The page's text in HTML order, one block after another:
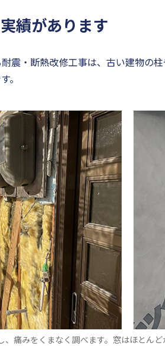
績があります
震・断熱改修工事は、古い建物の
。
痛みをくまなく調べます。窓はほとん